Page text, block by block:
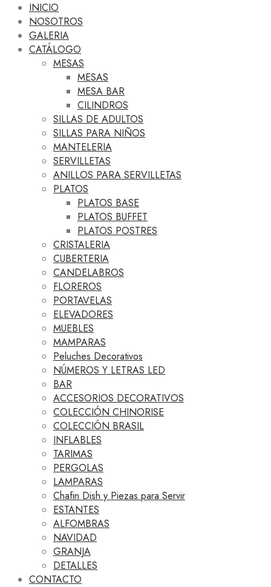
INICIO
NOSOTROS
GALERIA
CATÁLOGO
MESAS
MESAS
MESA BAR
CILINDROS
SILLAS DE ADULTOS
SILLAS PARA NIÑOS
MANTELERIA
SERVILLETAS
ANILLOS PARA SERVILLETAS
PLATOS
PLATOS BASE
PLATOS BUFFET
PLATOS POSTRES
CRISTALERIA
CUBERTERIA
CANDELABROS
FLOREROS
PORTAVELAS
ELEVADORES
MUEBLES
MAMPARAS
Peluches Decorativos
NÚMEROS Y LETRAS LED
BAR
ACCESORIOS DECORATIVOS
COLECCIÓN CHINORISE
COLECCIÓN BRASIL
INFLABLES
TARIMAS
PERGOLAS
LAMPARAS
Chafin Dish y Piezas para Servir
ESTANTES
ALFOMBRAS
NAVIDAD
GRANJA
DETALLES
CONTACTO